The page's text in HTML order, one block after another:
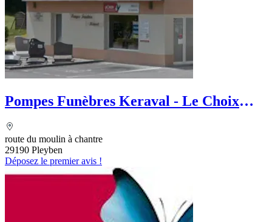
Pompes Funèbres Keraval - Le Choix
route du moulin à chantre
29190 Pleyben
Déposez le premier avis !